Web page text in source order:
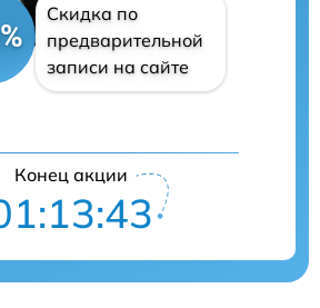
Скидка по
предварительной
записи на сайте
Конец акции